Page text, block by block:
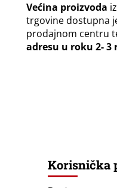
Većina proizvoda
trgovine dostupna
prodajnom centru
adresu u roku 2- 3
Korisnička